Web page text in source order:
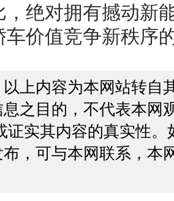
，绝对拥有撼动新
车价值竞争新秩序
上内容为本网站转自
之目的，不代表本网
证实其内容的真实性
，可与本网联系，本